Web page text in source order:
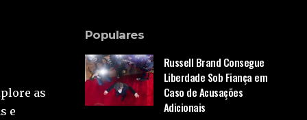
as
e
Populares
Russell Brand Consegue
Liberdade Sob Fiança em
Caso de Acusações
Adicionais